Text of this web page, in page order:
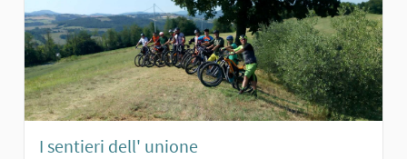
I sentieri dell' unione